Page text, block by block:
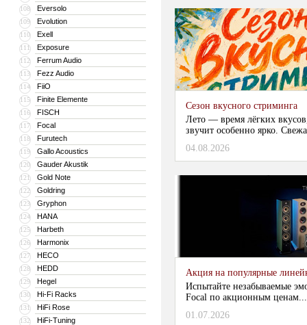
108 Eversolo
109 Evolution
110 Exell
111 Exposure
112 Ferrum Audio
113 Fezz Audio
114 FiiO
115 Finite Elemente
116 FISCH
117 Focal
118 Furutech
119 Gallo Acoustics
120 Gauder Akustik
121 Gold Note
122 Goldring
123 Gryphon
124 HANA
125 Harbeth
126 Harmonix
127 HECO
128 HEDD
129 Hegel
130 Hi-Fi Racks
131 HiFi Rose
132 HiFi-Tuning
Сезон вкусного стриминга
Лето — время лёгких
звучит особенно ярко.
04.08.2026
Акция на популярные
Испытайте незабываемые
Focal по акционным
01.07.2026